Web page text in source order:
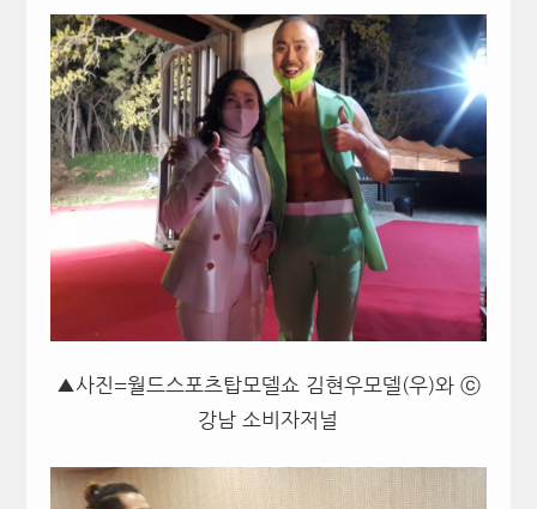
▲사진=월드스포츠탑모델쇼 김현우모델(우)와 ⓒ
강남 소비자저널